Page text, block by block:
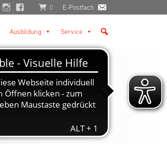
0 E-Postfach
Ausbildung Service